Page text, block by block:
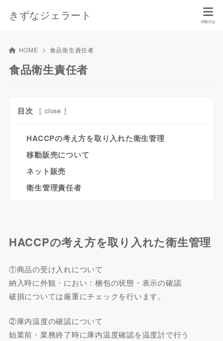
きずなジェラート
HOME 食品衛生責任者
食品衛生責任者
目次 [ close ]
HACCPの考え方を取り入れた衛生管理
移動販売について
ネット販売
衛生管理責任者
HACCPの考え方を取り入れた衛生管理
①商品の受け入れについて
納入時に外観・におい：梱包の状態・表示の確認
破損については厳重にチェックを行います。
②庫内温度の確認について
始業前・業務終了時に庫内温度確認を温度計で行う